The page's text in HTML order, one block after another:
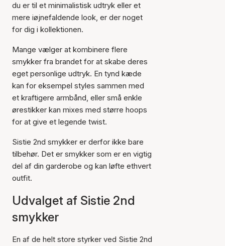
du er til et minimalistisk udtryk eller et
mere iøjnefaldende look, er der noget
for dig i kollektionen.
Mange vælger at kombinere flere
smykker fra brandet for at skabe deres
eget personlige udtryk. En tynd kæde
kan for eksempel styles sammen med
et kraftigere armbånd, eller små enkle
ørestikker kan mixes med større hoops
for at give et legende twist.
Sistie 2nd smykker er derfor ikke bare
tilbehør. Det er smykker som er en vigtig
del af din garderobe og kan løfte ethvert
outfit.
Udvalget af Sistie 2nd
smykker
En af de helt store styrker ved Sistie 2nd